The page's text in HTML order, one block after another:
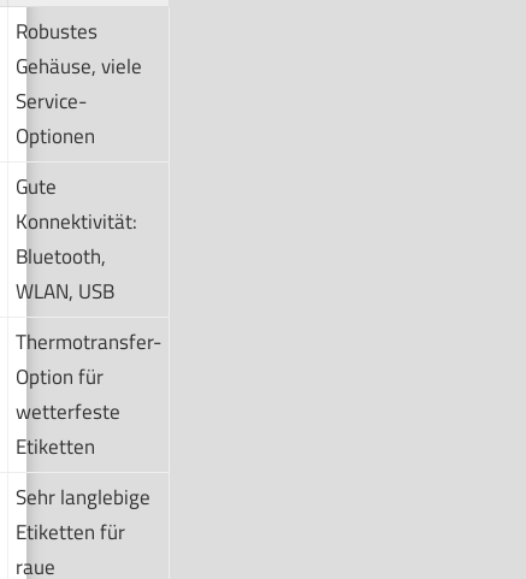
Robustes
Gehäuse, viele
Service-
Optionen
Gute
Konnektivität:
Bluetooth,
WLAN, USB
Thermotransfer-
Option für
wetterfeste
Etiketten
Sehr langlebige
Etiketten für
raue